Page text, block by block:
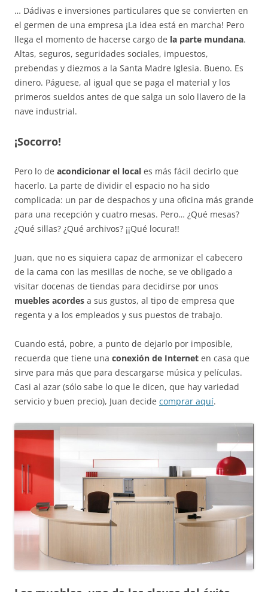
… Dádivas e inversiones particulares que se convierten en
el germen de una empresa ¡La idea está en marcha! Pero
llega el momento de hacerse cargo de la parte mundana.
Altas, seguros, seguridades sociales, impuestos,
prebendas y diezmos a la Santa Madre Iglesia. Bueno. Es
dinero. Páguese, al igual que se paga el material y los
primeros sueldos antes de que salga un solo llavero de la
nave industrial.
¡Socorro!
Pero lo de acondicionar el local es más fácil decirlo que
hacerlo. La parte de dividir el espacio no ha sido
complicada: un par de despachos y una oficina más grande
para una recepción y cuatro mesas. Pero… ¿Qué mesas?
¿Qué sillas? ¿Qué archivos? ¡¡Qué locura!!
Juan, que no es siquiera capaz de armonizar el cabecero
de la cama con las mesillas de noche, se ve obligado a
visitar docenas de tiendas para decidirse por unos
muebles acordes a sus gustos, al tipo de empresa que
regenta y a los empleados y sus puestos de trabajo.
Cuando está, pobre, a punto de dejarlo por imposible,
recuerda que tiene una conexión de Internet en casa que
sirve para más que para descargarse música y películas.
Casi al azar (sólo sabe lo que le dicen, que hay variedad
servicio y buen precio), Juan decide comprar aquí.